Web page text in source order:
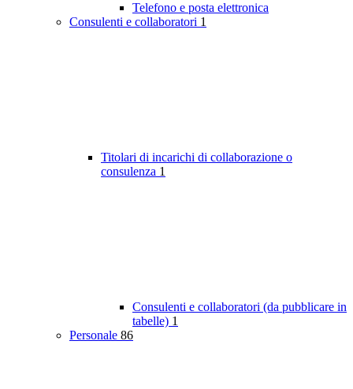
Telefono e posta elettronica
Consulenti e collaboratori 1
Titolari di incarichi di collaborazione o
consulenza 1
Consulenti e collaboratori (da pubblicare in
tabelle) 1
Personale 86